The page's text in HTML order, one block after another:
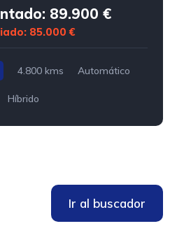
89.900 €
85.000 €
4.800 kms Automático
Híbrido
Ir al buscador